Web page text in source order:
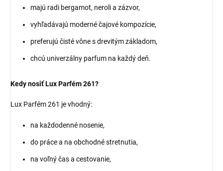
majú radi bergamot, neroli a zázvor,
vyhľadávajú moderné čajové kompozície,
preferujú čisté vône s drevitým základom,
chcú univerzálny parfum na každý deň.
Kedy nosiť Lux Parfém 261?
Lux Parfém 261 je vhodný:
na každodenné nosenie,
do práce a na obchodné stretnutia,
na voľný čas a cestovanie,